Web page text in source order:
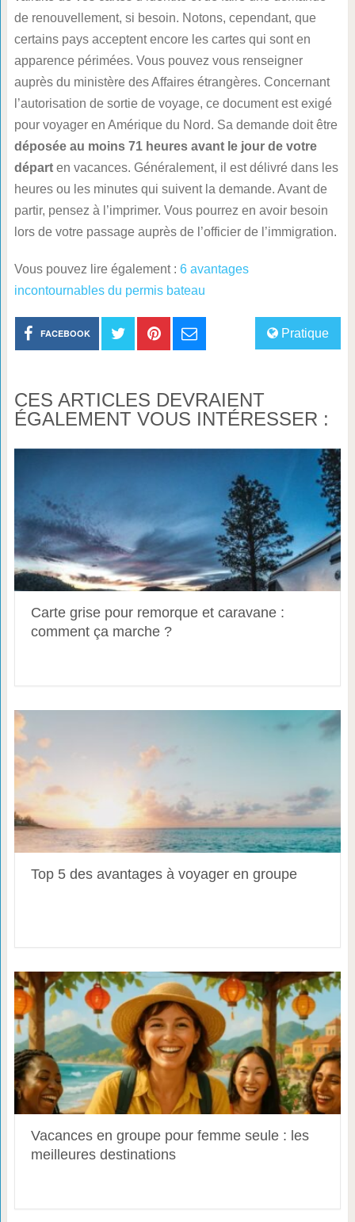
de renouvellement, si besoin. Notons, cependant, que
certains pays acceptent encore les cartes qui sont en
apparence périmées. Vous pouvez vous renseigner
auprès du ministère des Affaires étrangères. Concernant
l’autorisation de sortie de voyage, ce document est exigé
pour voyager en Amérique du Nord. Sa demande doit être
déposée au moins 71 heures avant le jour de votre
départen vacances. Généralement, il est délivré dans les
heures ou les minutes qui suivent la demande. Avant de
partir, pensez à l’imprimer. Vous pourrez en avoir besoin
lors de votre passage auprès de l’officier de l’immigration.
Vous pouvez lire également : 6 avantages
incontournables du permis bateau
Pratique
FACEBOOK
CES ARTICLES DEVRAIENT
ÉGALEMENT VOUS INTÉRESSER :
Carte grise pour remorque et caravane :
comment ça marche ?
Top 5 des avantages à voyager en groupe
Vacances en groupe pour femme seule : les
meilleures destinations